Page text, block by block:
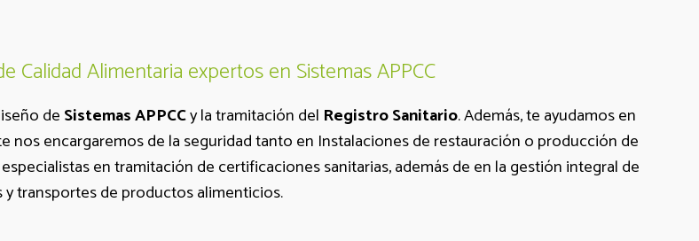
Calidad Alimentaria expertos en Sistemas APPCC
deSistemas APPCCy la tramitación del Registro Sanitario. Además, te ayudamos en
encargaremos de la seguridad tanto en Instalaciones de restauración o producción de
en tramitación de certificaciones sanitarias, además de en la gestión integral de
y transportes de productos alimenticios.